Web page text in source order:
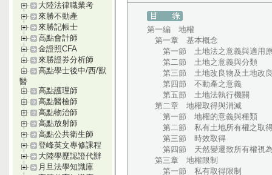
大陸法律職業考
來勝不動產
來勝記帳士
高點會計師
金證照CFA
來勝證券分析師
高點學士後中/西/獸
醫
高點護理師
高點醫檢師
高點物治師
高點放射師
高點公共衛生師
登峰英文專修課程
大陸學歷認證代辦
月旦法學知識庫
第一編 地權
第一章 基本概念
第一節 土地法之意義與適用
第二節 土地之意義與分類
第三節 土地改良物及土地改
第四節 不動產之意義
第五節 土地法執行機關
第二章 地權取得與消滅
第一節 地權的意義與種類
第二節 私有土地所有權之取得
第三節 時效取得
第四節 天然變遷致所有權視為
第三章 地權限制
第一節 私有取得限制